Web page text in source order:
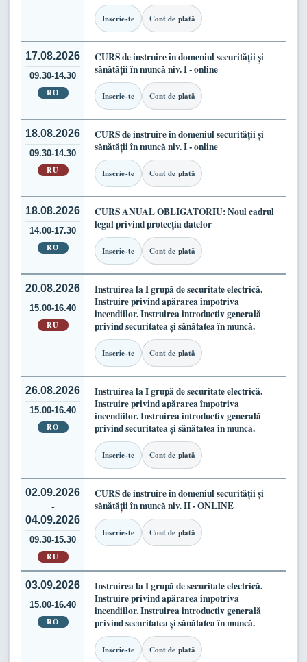
Inscrie-te Cont de plată
17.08.2026
09.30-14.30
RO
CURS de instruire în domeniul securității și
sănătății în muncă niv. I - online
Inscrie-te Cont de plată
18.08.2026
09.30-14.30
RU
CURS de instruire în domeniul securității și
sănătății în muncă niv. I - online
Inscrie-te Cont de plată
18.08.2026
14.00-17.30
RO
CURS ANUAL OBLIGATORIU: Noul cadrul
legal privind protecția datelor
Inscrie-te Cont de plată
20.08.2026
15.00-16.40
RU
Instruirea la I grupă de securitate electrică.
Instruire privind apărarea împotriva
incendiilor. Instruirea introductiv generală
privind securitatea și sănătatea în muncă.
Inscrie-te Cont de plată
26.08.2026
15.00-16.40
RO
Instruirea la I grupă de securitate electrică.
Instruire privind apărarea împotriva
incendiilor. Instruirea introductiv generală
privind securitatea și sănătatea în muncă.
Inscrie-te Cont de plată
02.09.2026
-
04.09.2026
09.30-15.30
RU
CURS de instruire în domeniul securității și
sănătății în muncă niv. II - ONLINE
Inscrie-te Cont de plată
03.09.2026
15.00-16.40
RO
Instruirea la I grupă de securitate electrică.
Instruire privind apărarea împotriva
incendiilor. Instruirea introductiv generală
privind securitatea și sănătatea în muncă.
Inscrie-te Cont de plată